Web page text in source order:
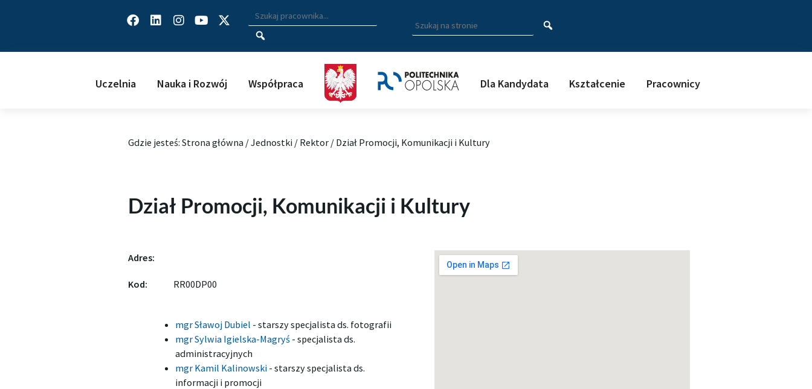
Facebook
LinkedinInstagram
Youtube
X-
twitterWyszukiwarka pracowników
Wpisz nazwisko, fragment nazwiska bądź imię pracownika aby wyszukać
Wpisz
szukaną
frazę
wyszukać
Uczelnia Nauka i Rozwój Współpraca Dla Kandydata Kształcenie Pracownicy
Gdzie jesteś: Strona główna /Jednostki / Rektor/ Dział Promocji, Komunikacji i Kultury
Dział Promocji, Komunikacji i Kultury
Adres:
Kod: RR00DP00
mgr Sławoj Dubiel - starszy specjalista ds. fotografii
mgr Sylwia Igielska-Magryś - specjalista ds.
administracyjnych
mgr Kamil Kalinowski - starszy specjalista ds.
informacji i promocji